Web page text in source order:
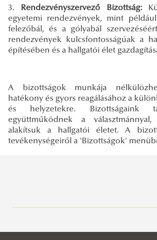
Rektori utasítások
Dékáni tájékoztatók, intézkedések,
3. Rendezvényszervező Bizottság:
egyetemi rendezvények, mint
felezőbál, és a gólyabál
rendezvények kulcsfontosságúak a
építésében és a hallgatói élet
A bizottságok munkája
hatékony és gyors reagálásához a
és helyzetekre. Bizottságaink
együttműködnek a
alakítsuk a hallgatói életet. A
tevékenységeiről a 'Bizottságok'